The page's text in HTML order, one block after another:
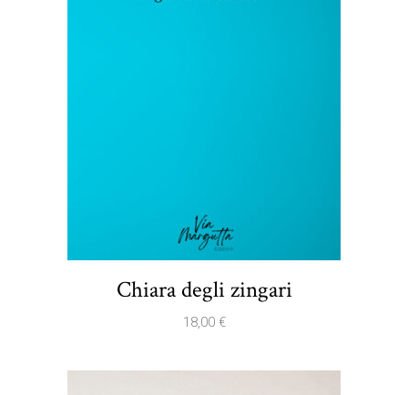
Chiara degli zingari
18,00 €